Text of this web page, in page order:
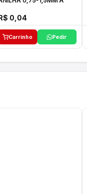
0,04
Carrinho Pedir